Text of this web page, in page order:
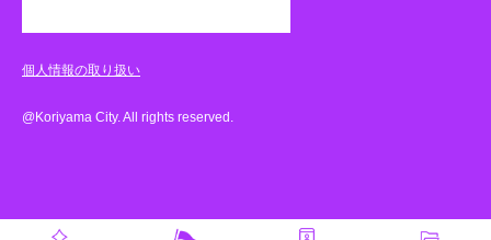
個人情報の取り扱い
@Koriyama City. All rights reserved.